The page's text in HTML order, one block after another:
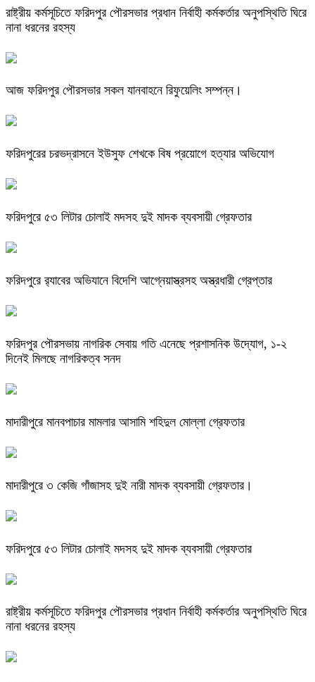
রাষ্ট্রীয় কর্মসূচিতে ফরিদপুর পৌরসভার প্রধান নির্বাহী কর্মকর্তার অনুপস্থিতি ঘিরে
নানা ধরনের রহস্য
আজ ফরিদপুর পৌরসভার সকল যানবাহনে রিফুয়েলিং সম্পন্ন।
ফরিদপুরের চরভদ্রাসনে ইউসুফ শেখকে বিষ প্রয়োগে হত্যার অভিযোগ
ফরিদপুরে ৫৩ লিটার চোলাই মদসহ দুই মাদক ব্যবসায়ী গ্রেফতার
ফরিদপুরে র‌্যাবের অভিযানে বিদেশি আগ্নেয়াস্ত্রসহ অস্ত্রধারী গ্রেপ্তার
ফরিদপুর পৌরসভায় নাগরিক সেবায় গতি এনেছে প্রশাসনিক উদ্যোগ, ১-২
দিনেই মিলছে নাগরিকত্ব সনদ
মাদারীপুরে মানবপাচার মামলার আসামি শহিদুল মোল্লা গ্রেফতার
মাদারীপুরে ৩ কেজি গাঁজাসহ দুই নারী মাদক ব্যবসায়ী গ্রেফতার।
ফরিদপুরে ৫৩ লিটার চোলাই মদসহ দুই মাদক ব্যবসায়ী গ্রেফতার
রাষ্ট্রীয় কর্মসূচিতে ফরিদপুর পৌরসভার প্রধান নির্বাহী কর্মকর্তার অনুপস্থিতি ঘিরে
নানা ধরনের রহস্য